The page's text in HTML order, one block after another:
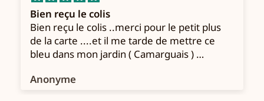
Bien reçu le colis
Bien reçu le colis ..merci pour le petit plus
de la carte ....et il me tarde de mettre ce
bleu dans mon jardin ( Camarguais )
Anonyme